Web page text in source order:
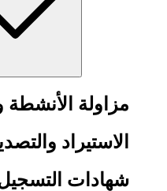
مزاولة الأنشطة
الاستيراد
شهادات التسجيل